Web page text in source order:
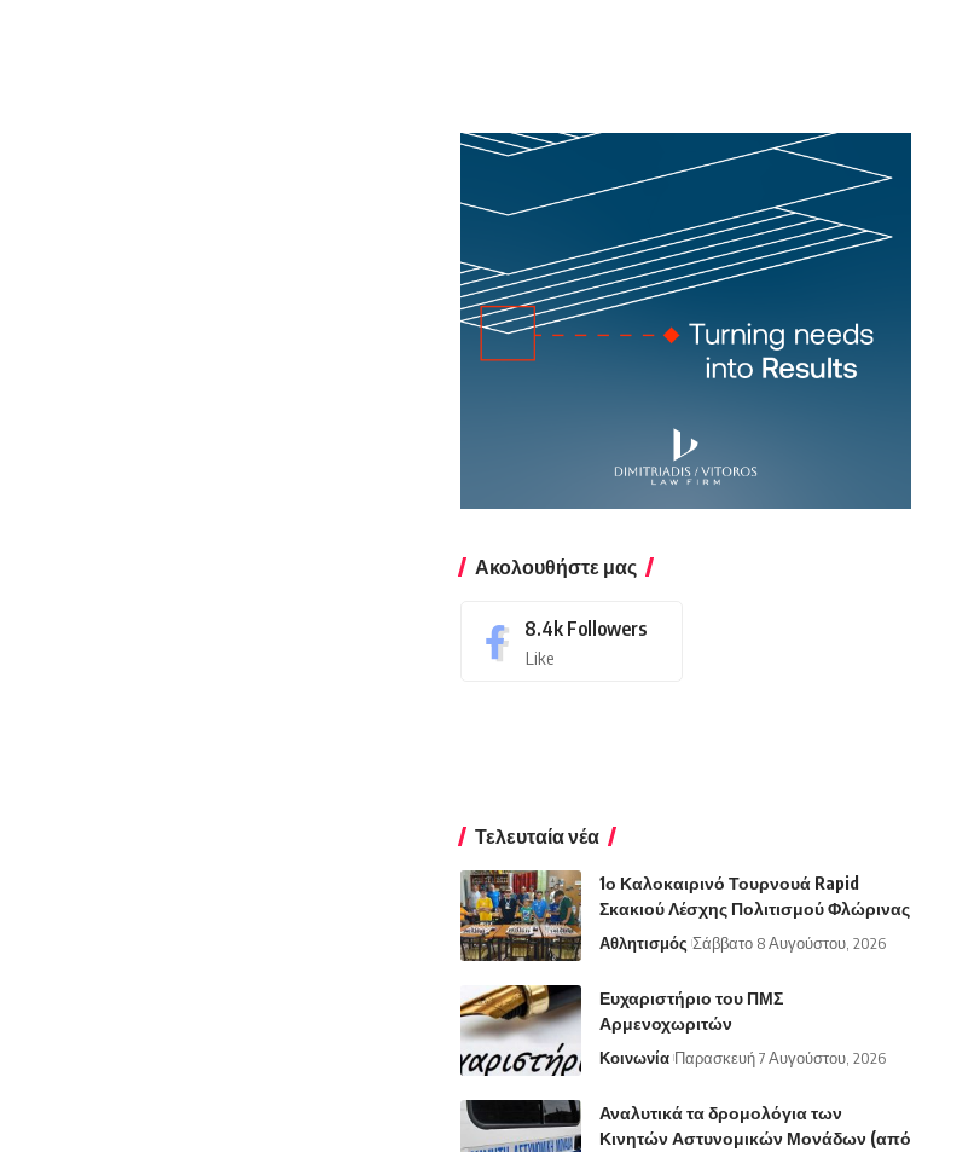
Ακολουθήστε μας
8.4k Followers
Like
Τελευταία νέα
1ο Καλοκαιρινό Τουρνουά Rapid
Σκακιού Λέσχης Πολιτισμού Φλώρινας
Αθλητισμός Σάββατο 8 Αυγούστου, 2026
Ευχαριστήριο του ΠΜΣ
Αρμενοχωριτών
Κοινωνία Παρασκευή 7 Αυγούστου, 2026
Αναλυτικά τα δρομολόγια των
Κινητών Αστυνομικών Μονάδων (από